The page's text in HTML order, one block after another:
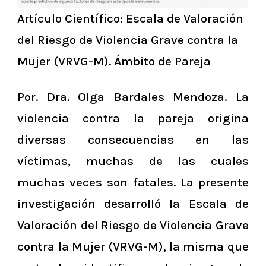
Artículo Científico: Escala de Valoración
del Riesgo de Violencia Grave contra la
Mujer (VRVG-M). Ámbito de Pareja
Por. Dra. Olga Bardales Mendoza. La
violencia contra la pareja origina
diversas consecuencias en las
víctimas, muchas de las cuales
muchas veces son fatales. La presente
investigación desarrolló la Escala de
Valoración del Riesgo de Violencia Grave
contra la Mujer (VRVG-M), la misma que